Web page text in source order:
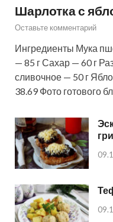
Шарлотка с
Оставьте комментарий
Ингредиенты Мука
— 85 г Сахар — 60 г
сливочное — 50 г
38.69 Фото готового